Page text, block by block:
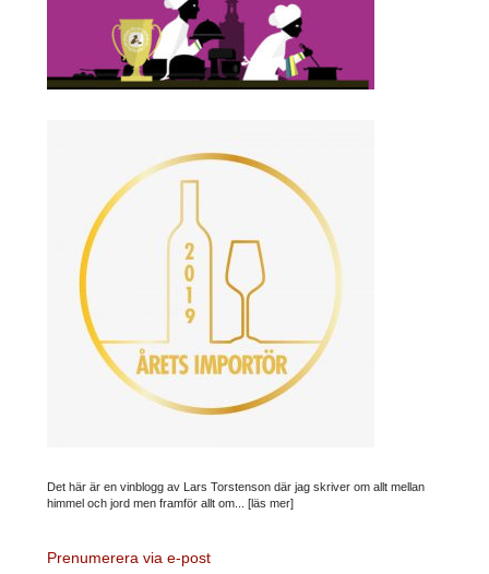
Det här är en vinblogg av Lars Torstenson där jag skriver om allt mellan
himmel och jord men framför allt om... [läs mer]
Prenumerera via e-post